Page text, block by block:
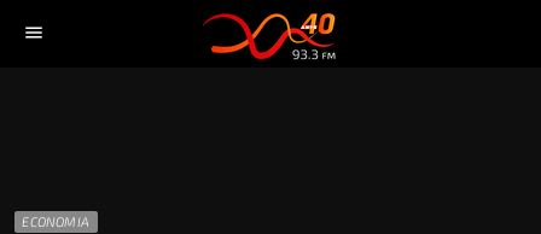
menu
ECONOMIA